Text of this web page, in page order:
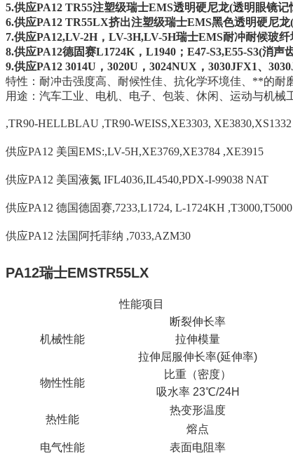
5.供应PA12 TR55注塑级瑞士EMS透明硬尼龙(透明眼镜记
6.供应PA12 TR55LX挤出注塑级瑞士EMS黑色透明硬尼龙(
7.供应PA12,LV-2H，LV-3H,LV-5H瑞士EMS耐冲耐候玻纤
8.供应PA12德固赛L1724K，L1940；E47-S3,E55-S3(消声
9.供应PA12 3014U，3020U，3024NUX，3030JFX1、
特性：耐冲击强度高、耐候性佳、抗化学环境佳、**的耐
用途：汽车工业、 电机 、电子、包装、休闲、运动与机械
,TR90-HELLBLAU ,TR90-WEISS,XE3303, XE3830,XS1332
供应PA12 美国EMS:,LV-5H,XE3769,XE3784 ,XE3915
供应PA12 美国液氮 IFL4036,IL4540,PDX-I-99038 NAT
供应PA12 德国德固赛,7233,L1724, L-1724KH ,T3000,T5000
供应PA12 法国阿托菲纳 ,7033,AZM30
PA12瑞士EMSTR55LX
性能项目
机械性能
断裂伸长率
拉伸模量
拉伸屈服伸长率(延伸率)
物性性能
比重（密度）
吸水率 23℃/24H
热性能
热变形温度
熔点
电气性能
表面电阻率